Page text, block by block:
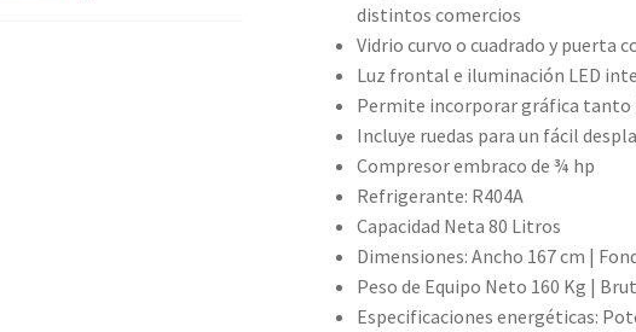
distintos comercios
Vidrio curvo o cuadrado y puerta
Luz frontal e iluminación LED
Permite incorporar gráfica tanto
Incluye ruedas para un fácil
Compresor embraco de ¾ hp
Refrigerante: R404A
Capacidad Neta 80 Litros
Dimensiones: Ancho 167 cm |
Peso de Equipo Neto 160 Kg |
Especificaciones energéticas: